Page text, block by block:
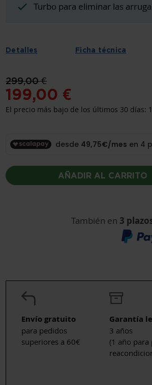
Turbo para eliminar las
Detalles Ficha técnica
199,00 €
299,00 €
El precio más bajo de los últimos 30 días:
AÑADIR AL CARRITO
También en 3
Envío gratuito
para pedidos
superiores a 60€
Garantía
3 años
(1 año